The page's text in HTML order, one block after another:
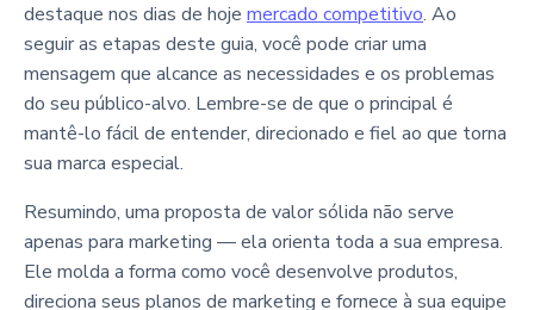
destaque nos dias de hoje mercado competitivo. Ao
seguir as etapas deste guia, você pode criar uma
mensagem que alcance as necessidades e os problemas
do seu público-alvo. Lembre-se de que o principal é
mantê-lo fácil de entender, direcionado e fiel ao que torna
sua marca especial.
Resumindo, uma proposta de valor sólida não serve
apenas para marketing — ela orienta toda a sua empresa.
Ele molda a forma como você desenvolve produtos,
direciona seus planos de marketing e fornece à sua equipe